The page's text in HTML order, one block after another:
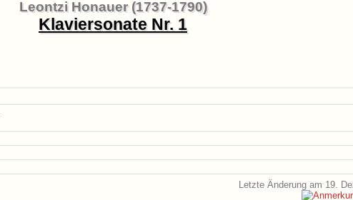
Leontzi Honauer (1737-1790)
Klaviersonate Nr. 1
Letzte Änderung am 19.